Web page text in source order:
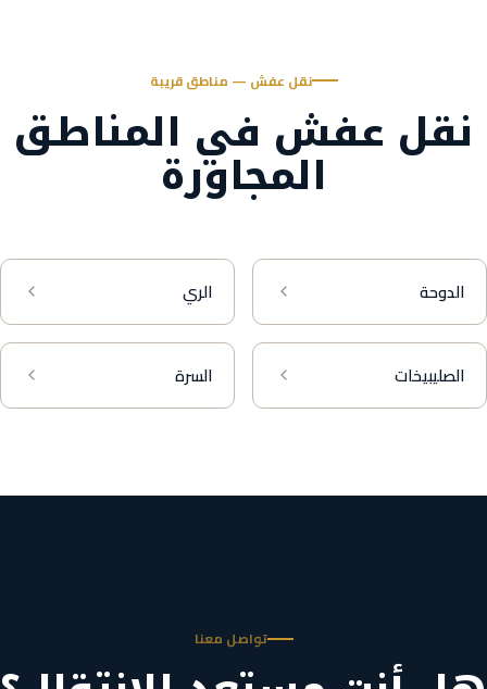
نقل عفش — مناطق قريبة
نقل عفش في المناطق
المجاورة
الدوحة الري
الصليبيخات السرة
تواصل معنا